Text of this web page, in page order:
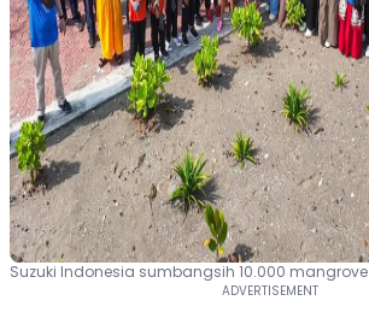
Suzuki Indonesia sumbangsih 10.000 mangrove